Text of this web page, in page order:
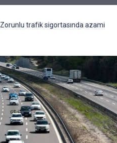
Zorunlu trafik sigortasında azami